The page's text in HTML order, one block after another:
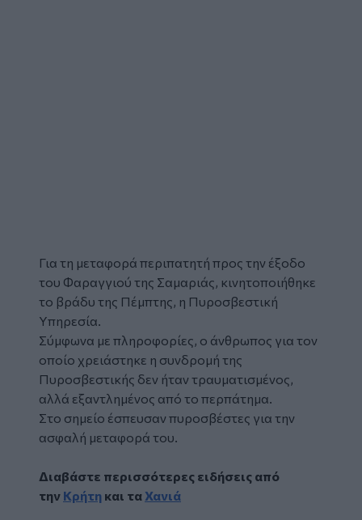
Για τη μεταφορά περιπατητή προς την έξοδο
του Φαραγγιού της Σαμαριάς, κινητοποιήθηκε
το βράδυ της Πέμπτης, η Πυροσβεστική
Υπηρεσία.
Σύμφωνα με πληροφορίες, ο άνθρωπος για τον
οποίο χρειάστηκε η συνδρομή της
Πυροσβεστικής δεν ήταν τραυματισμένος,
αλλά εξαντλημένος από το περπάτημα.
Στο σημείο έσπευσαν πυροσβέστες για την
ασφαλή μεταφορά του.
Διαβάστε περισσότερες ειδήσεις από
την Κρήτη και τα Χανιά